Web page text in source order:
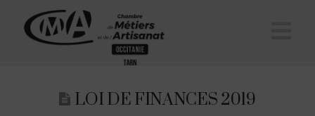
LOI DE FINANCES 2019